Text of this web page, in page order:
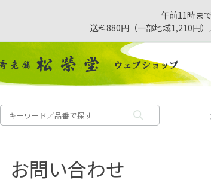
午前11時ま
送料880円（一部地域1,210円
お問い合わせ